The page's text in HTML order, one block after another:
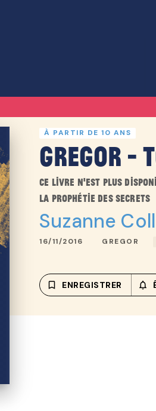
À PARTIR DE 10 ANS
Gregor -
Ce livre n'est plus
La prophétie des secrets
Suzanne
16/11/2016 GREGOR
bookmark_border ENREGISTRER